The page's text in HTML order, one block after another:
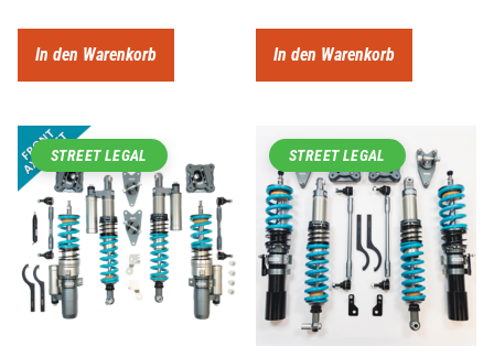
In den Warenkorb In den Warenkorb
STREET LEGAL STREET LEGAL